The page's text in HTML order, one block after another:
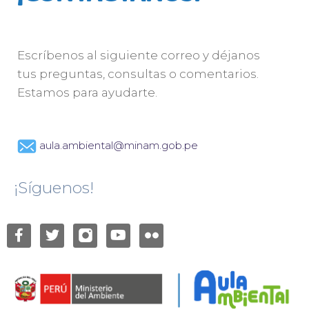
Escríbenos al siguiente correo y déjanos
tus preguntas, consultas o comentarios.
Estamos para ayudarte.
aula.ambiental@minam.gob.pe
¡Síguenos!